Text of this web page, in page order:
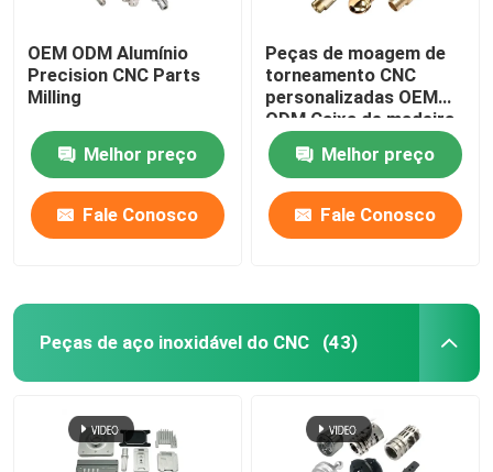
OEM ODM Alumínio
Precision CNC Parts
Milling
Melhor preço
Fale Conosco
Peças de moagem de
torneamento CNC
personalizadas OEM
ODM Caixa de madeira
Melhor preço
Fale Conosco
Peças de aço inoxidável do CNC (43)